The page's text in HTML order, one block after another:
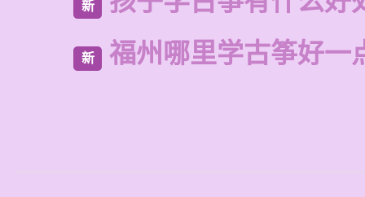
新
新 福州哪里学古筝好一